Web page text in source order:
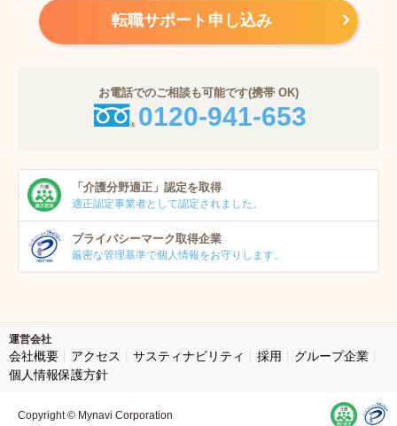
転職サポート申し込み
お電話でのご相談も可能です(携帯 OK)
0120-941-653
「介護分野適正」 認定を取得
適正認定事業者として認定されました。
プライバシーマーク取得企業
厳密な管理基準で個人情報をお守りします。
運営会社
会社概要 アクセス サスティナビリティ 採用
グループ企業
個人情報保護方針
Copyright © Mynavi Corporation